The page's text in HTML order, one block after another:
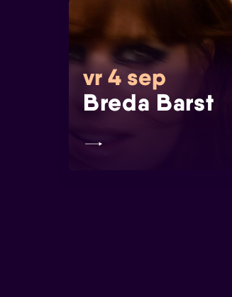
vr 4 sep
Breda Barst